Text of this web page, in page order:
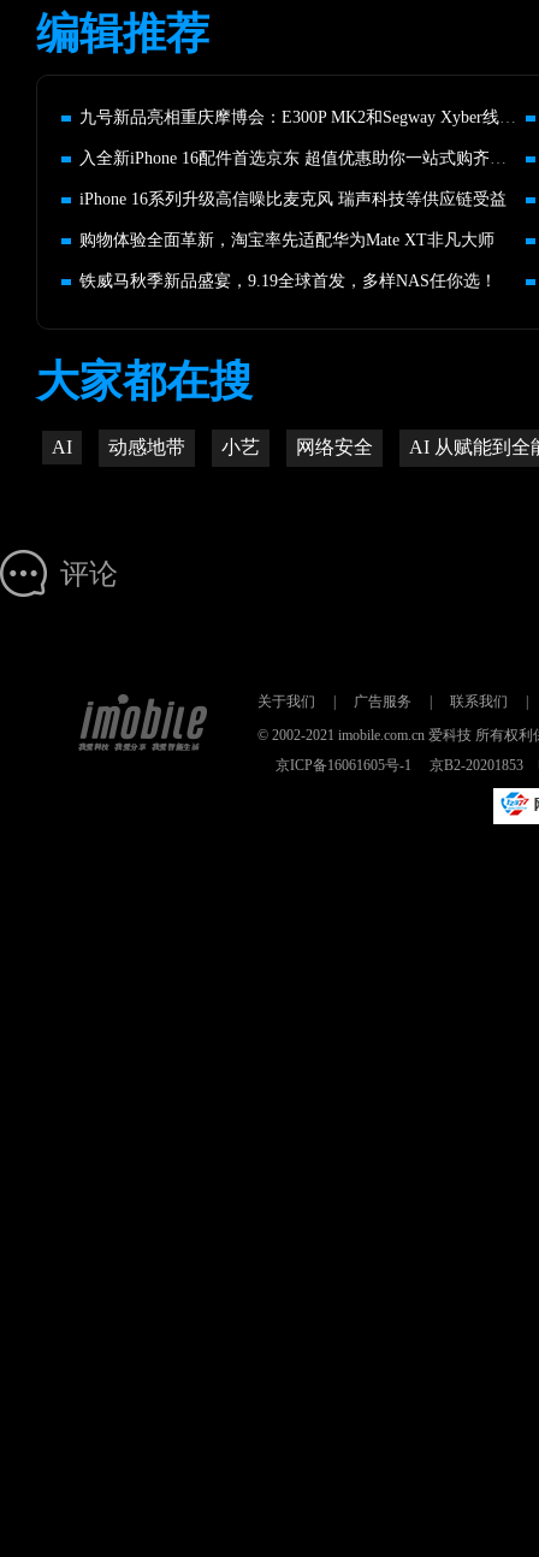
编辑推荐
九号新品亮相重庆摩博会：E300P MK2和Segway Xyber线下首秀！
入全新iPhone 16配件首选京东 超值优惠助你一站式购齐潮电搭子
iPhone 16系列升级高信噪比麦克风 瑞声科技等供应链受益
购物体验全面革新，淘宝率先适配华为Mate XT非凡大师
铁威马秋季新品盛宴，9.19全球首发，多样NAS任你选！
大家都在搜
AI 动感地带 小艺 网络安全 AI 从赋能到全
评论
关于我们 广告服务 联系我们
© 2002-2021 imobile.com.cn 爱科技 所有权
京ICP备16061605号-1
京B2-20201853